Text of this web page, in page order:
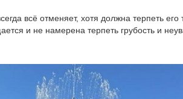
всё отменяет, хотя должна терпеть
и не намерена терпеть грубость и